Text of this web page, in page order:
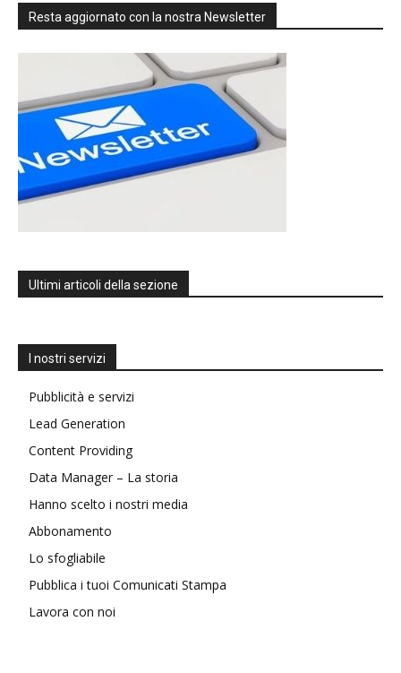
Resta aggiornato con la nostra Newsletter
Ultimi articoli della sezione
I nostri servizi
Pubblicità e servizi
Lead Generation
Content Providing
Data Manager – La storia
Hanno scelto i nostri media
Abbonamento
Lo sfogliabile
Pubblica i tuoi Comunicati Stampa
Lavora con noi